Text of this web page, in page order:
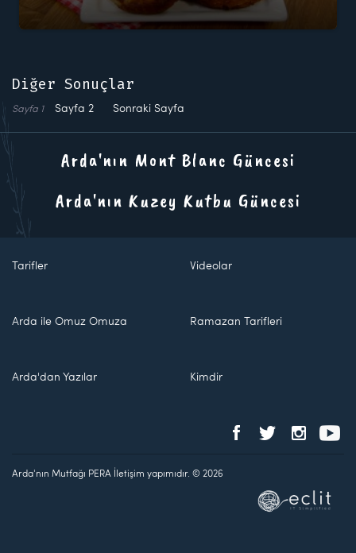
Diğer Sonuçlar
Sayfa 1 Sayfa 2 Sonraki Sayfa
Arda'nın Mont Blanc Güncesi
Arda'nın Kuzey Kutbu Güncesi
Tarifler Videolar
Arda ile Omuz Omuza Ramazan Tarifleri
Arda'dan Yazılar Kimdir
Arda'nın Mutfağı PERA İletişim yapımıdır. © 2026